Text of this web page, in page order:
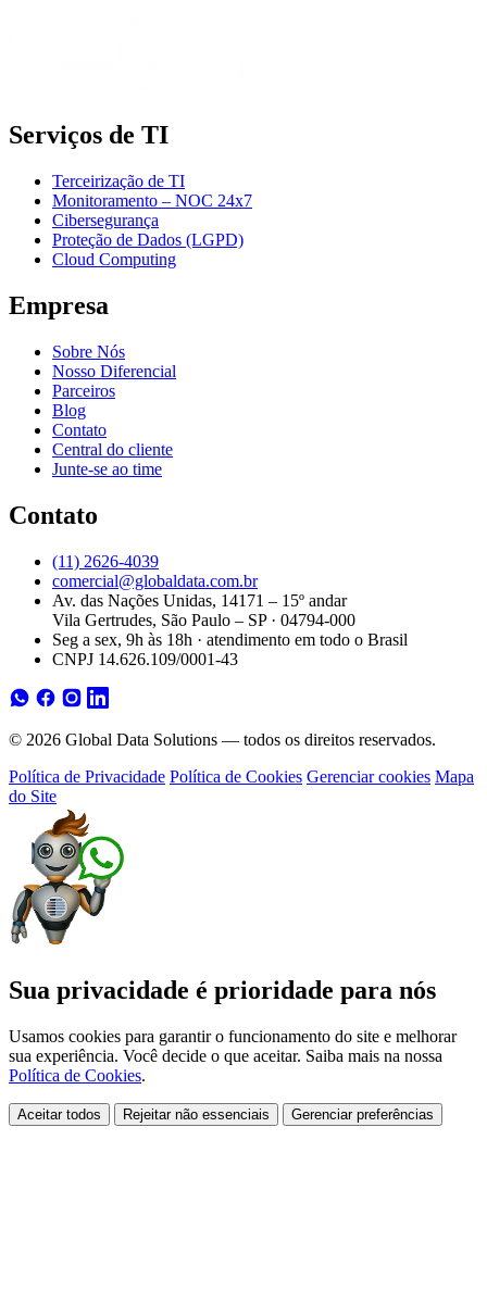
Serviços de TI
Terceirização de TI
Monitoramento – NOC 24x7
Cibersegurança
Proteção de Dados (LGPD)
Cloud Computing
Empresa
Sobre Nós
Nosso Diferencial
Parceiros
Blog
Contato
Central do cliente
Junte-se ao time
Contato
(11) 2626-4039
comercial@globaldata.com.br
Av. das Nações Unidas, 14171 – 15º andar
Vila Gertrudes, São Paulo – SP · 04794-000
Seg a sex, 9h às 18h · atendimento em todo o Brasil
CNPJ 14.626.109/0001-43
© 2026 Global Data Solutions — todos os direitos reservados.
Política de Privacidade Política de Cookies Gerenciar cookies Mapa
do Site
Sua privacidade é prioridade para nós
Usamos cookies para garantir o funcionamento do site e melhorar
sua experiência. Você decide o que aceitar. Saiba mais na nossa
Política de Cookies.
Aceitar todos Rejeitar não essenciais Gerenciar preferências